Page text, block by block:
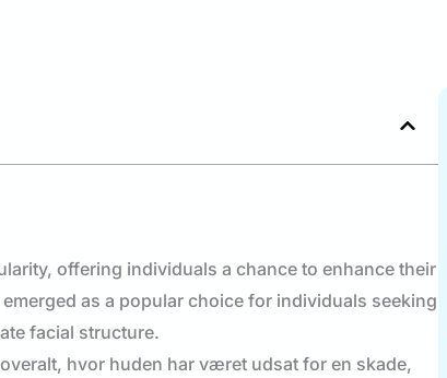
hvor huden har været udsat for en skade,